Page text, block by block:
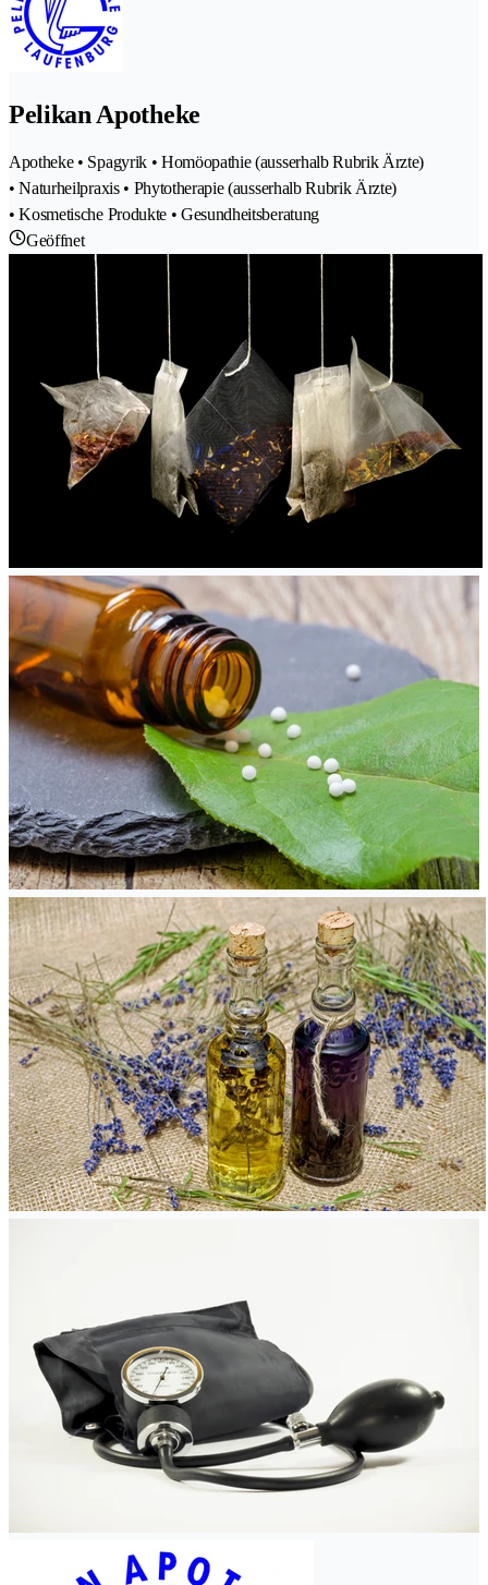
Pelikan Apotheke
Apotheke • Spagyrik • Homöopathie (ausserhalb Rubrik Ärzte)
• Naturheilpraxis • Phytotherapie (ausserhalb Rubrik Ärzte)
• Kosmetische Produkte • Gesundheitsberatung
Geöffnet